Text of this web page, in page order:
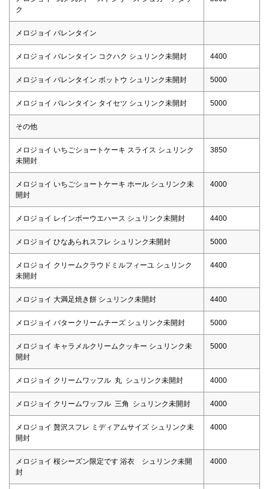
ク
メロジョイ バレンタイン
メロジョイ バレンタイン コクハク シュリンク未開封 4400
メロジョイ バレンタイン ボットウ シュリンク未開封 5000
メロジョイ バレンタイン タイセツ シュリンク未開封 5000
その他
メロジョイ いちごショートケーキ スライス シュリンク
未開封
3850
メロジョイ いちごショートケーキ ホール シュリンク未
開封
4000
メロジョイ レインボーウエハース シュリンク未開封 4400
メロジョイ ひなあられスフレ シュリンク未開封 5000
メロジョイ クリームクラウドミルフィーユ シュリンク
未開封
4400
メロジョイ 大満足焼き餅 シュリンク未開封 4400
メロジョイ バタークリームチーズ シュリンク未開封 5000
メロジョイ キャラメルクリームクッキー シュリンク未
開封
5000
メロジョイ クリームワッフル 丸 シュリンク未開封 4000
メロジョイ クリームワッフル 三角 シュリンク未開封 4000
メロジョイ 贅沢スフレ ミディアムサイズ シュリンク未
開封
4000
メロジョイ 桜シーズン限定です 浴衣 シュリンク未開
封
4000